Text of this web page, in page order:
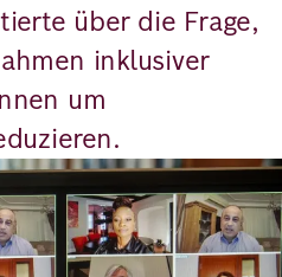
über die Frage,
inklusiver
um